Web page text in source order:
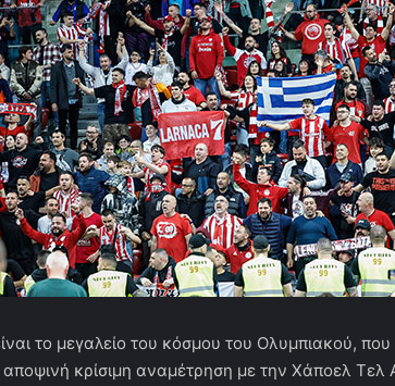
το μεγαλείο του κόσμου του Ολυμπιακού,
κρίσιμη αναμέτρηση με την Χάποελ Τελ